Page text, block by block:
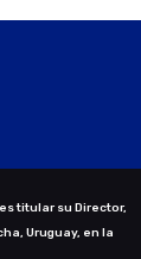
titular su Director,
Uruguay, en la